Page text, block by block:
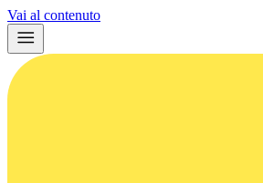
Vai al contenuto